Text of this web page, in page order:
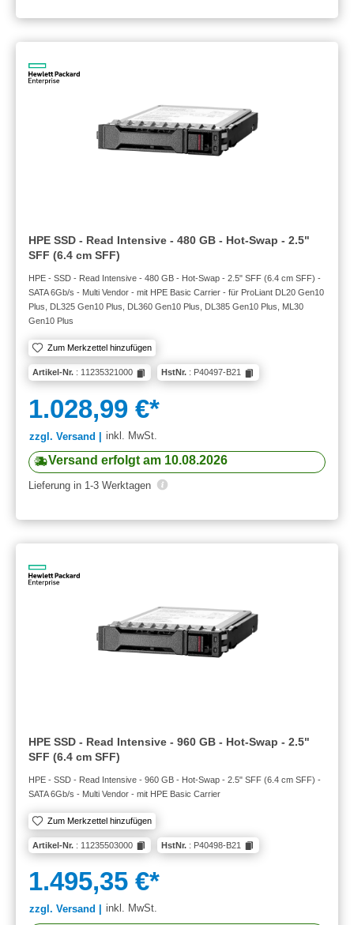
HPE SSD - Read Intensive - 480 GB - Hot-Swap - 2.5"
SFF (6.4 cm SFF)
HPE - SSD - Read Intensive - 480 GB - Hot-Swap - 2.5" SFF (6.4 cm SFF) -
SATA 6Gb/s - Multi Vendor - mit HPE Basic Carrier - für ProLiant DL20 Gen10
Plus, DL325 Gen10 Plus, DL360 Gen10 Plus, DL385 Gen10 Plus, ML30
Gen10 Plus
Zum Merkzettel hinzufügen
Artikel-Nr. : 11235321000 HstNr. : P40497-B21
1.028,99 €*
zzgl. Versand | inkl. MwSt.
Versand erfolgt am 10.08.2026
Lieferung in 1-3 Werktagen
HPE SSD - Read Intensive - 960 GB - Hot-Swap - 2.5"
SFF (6.4 cm SFF)
HPE - SSD - Read Intensive - 960 GB - Hot-Swap - 2.5" SFF (6.4 cm SFF) -
SATA 6Gb/s - Multi Vendor - mit HPE Basic Carrier
Zum Merkzettel hinzufügen
Artikel-Nr. : 11235503000 HstNr. : P40498-B21
1.495,35 €*
zzgl. Versand | inkl. MwSt.